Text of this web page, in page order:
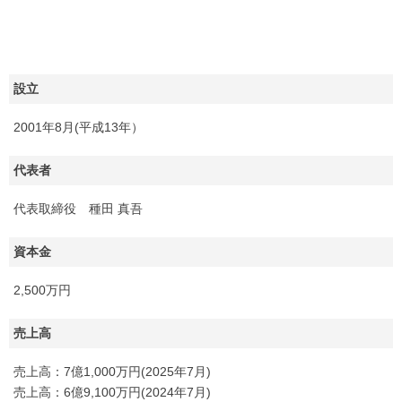
設立
2001年8月(平成13年）
代表者
代表取締役 種田 真吾
資本金
2,500万円
売上高
売上高：7億1,000万円(2025年7月)
売上高：6億9,100万円(2024年7月)